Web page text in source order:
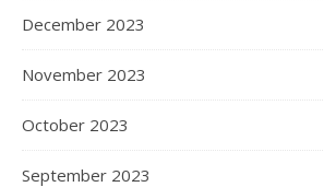
December 2023
November 2023
October 2023
September 2023